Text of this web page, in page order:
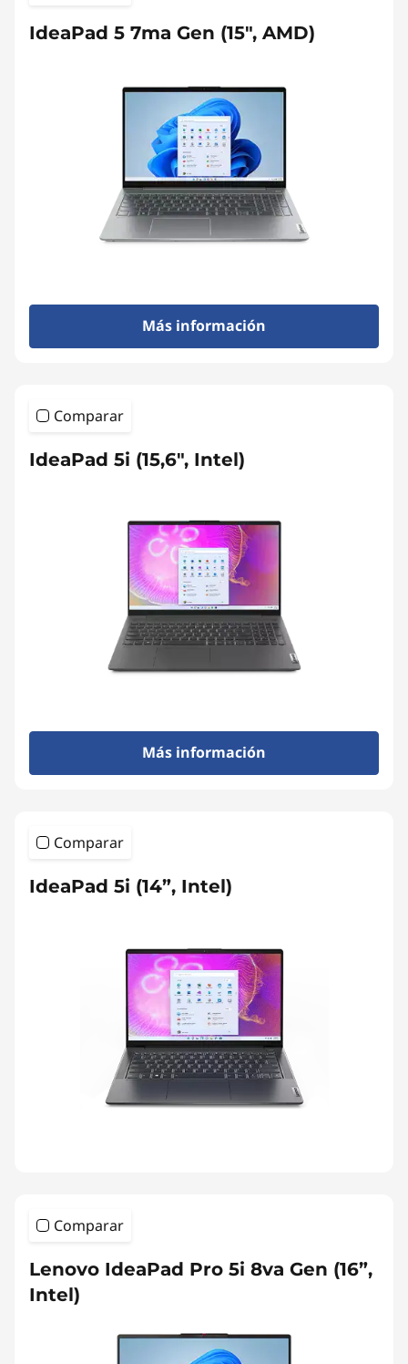
IdeaPad 5 7ma Gen (15", AMD)
Más información
Comparar
IdeaPad 5i (15,6", Intel)
Más información
Comparar
IdeaPad 5i (14”, Intel)
Comparar
Lenovo IdeaPad Pro 5i 8va Gen (16”,
Intel)